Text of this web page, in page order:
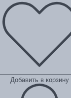
Добавить в корзину